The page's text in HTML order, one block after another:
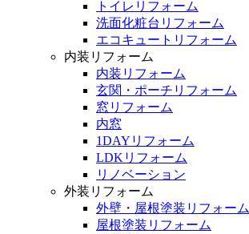
トイレリフォーム
洗面化粧台リフォーム
エコキュートリフォーム
内装リフォーム
内装リフォーム
玄関・ポーチリフォーム
窓リフォーム
内窓
1DAYリフォーム
LDKリフォーム
リノベーション
外装リフォーム
外壁・屋根塗装リフォーム
屋根塗装リフォーム